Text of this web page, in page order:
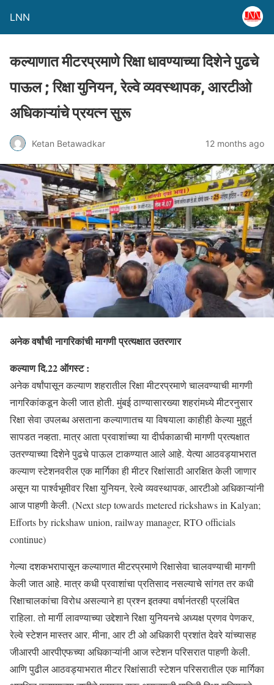
LNN
कल्याणात मीटरप्रमाणे रिक्षा धावण्याच्या दिशेने पुढचे
पाऊल ; रिक्षा युनियन, रेल्वे व्यवस्थापक, आरटीओ
अधिकाऱ्यांचे प्रयत्न सुरू
Ketan Betawadkar 12 months ago
अनेक वर्षांची नागरिकांची मागणी प्रत्यक्षात उतरणार
कल्याण दि.22 ऑगस्ट :
अनेक वर्षांपासून कल्याण शहरातील रिक्षा मीटरप्रमाणे चालवण्याची मागणी
नागरिकांकडून केली जात होती. मुंबई ठाण्यासारख्या शहरांमध्ये मीटरनुसार
रिक्षा सेवा उपलब्ध असताना कल्याणातच या विषयाला काहीही केल्या मुहूर्त
सापडत नव्हता. मात्र आता प्रवाशांच्या या दीर्घकाळाची मागणी प्रत्यक्षात
उतरण्याच्या दिशेने पुढचे पाऊल टाकण्यात आले आहे. येत्या आठवड्याभरात
कल्याण स्टेशनवरील एक मार्गिका ही मीटर रिक्षांसाठी आरक्षित केली जाणार
असून या पार्श्वभूमीवर रिक्षा युनियन, रेल्वे व्यवस्थापक, आरटीओ अधिकाऱ्यांनी
आज पाहणी केली. (Next step towards metered rickshaws in Kalyan;
Efforts by rickshaw union, railway manager, RTO officials
continue)
गेल्या दशकभरापासून कल्याणात मीटरप्रमाणे रिक्षासेवा चालवण्याची मागणी
केली जात आहे. मात्र कधी प्रवाशांचा प्रतिसाद नसल्याचे सांगत तर कधी
रिक्षाचालकांचा विरोध असल्याने हा प्रश्न इतक्या वर्षानंतरही प्रलंबित
राहिला. तो मार्गी लावण्याच्या उद्देशाने रिक्षा युनियनचे अध्यक्ष प्रणव पेणकर,
रेल्वे स्टेशन मास्तर आर. मीना, आर टी ओ अधिकारी प्रशांत देवरे यांच्यासह
जीआरपी आरपीएफच्या अधिकाऱ्यांनी आज स्टेशन परिसरात पाहणी केली.
आणि पुढील आठवड्याभरात मीटर रिक्षांसाठी स्टेशन परिसरातील एक मार्गिका